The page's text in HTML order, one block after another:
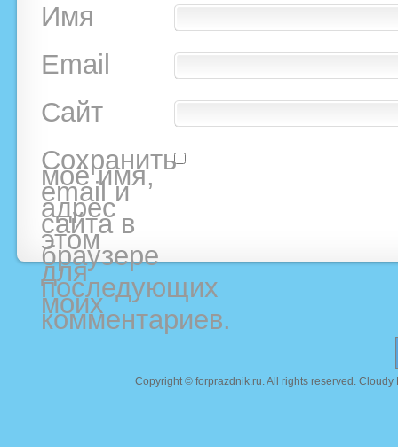
Имя
Email
Сайт
Сохранить
моё имя,
email и
адрес
сайта в
этом
браузере
для
последующих
моих
комментариев.
Copyright © forprazdnik.ru. All rights reserved.